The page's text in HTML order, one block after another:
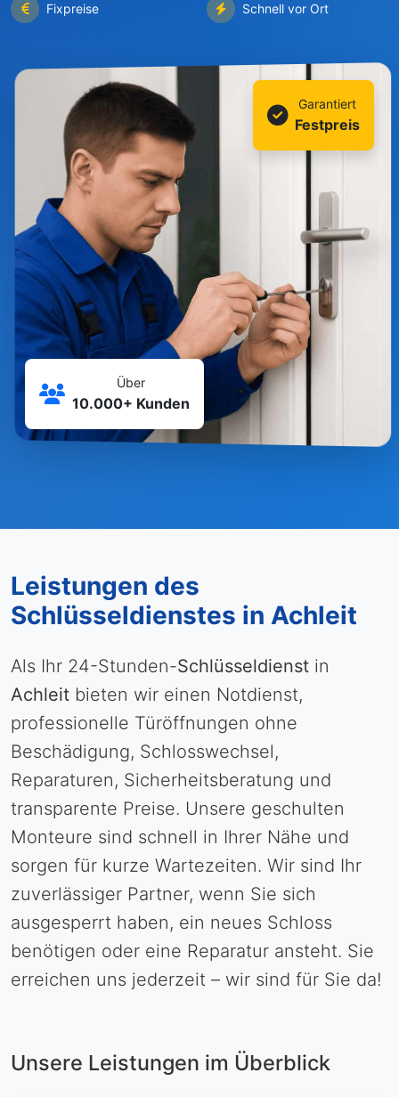
Fixpreise Schnell vor Ort
Garantiert
Festpreis
Über
10.000+ Kunden
Leistungen des
Schlüsseldienstes in Achleit
Als Ihr 24-Stunden-Schlüsseldienst in
Achleit bieten wir einen Notdienst,
professionelle Türöffnungen ohne
Beschädigung, Schlosswechsel,
Reparaturen, Sicherheitsberatung und
transparente Preise. Unsere geschulten
Monteure sind schnell in Ihrer Nähe und
sorgen für kurze Wartezeiten. Wir sind Ihr
zuverlässiger Partner, wenn Sie sich
ausgesperrt haben, ein neues Schloss
benötigen oder eine Reparatur ansteht. Sie
erreichen uns jederzeit – wir sind für Sie da!
Unsere Leistungen im Überblick